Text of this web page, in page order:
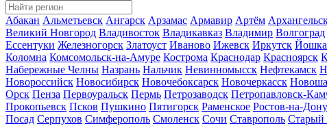
Абакан Альметьевск Ангарск Арзамас Армавир Артём
Великий Новгород Владивосток Владикавказ Владимир Волгоград
Ессентуки Железногорск Златоуст Иваново Ижевск Иркутск
Коломна Комсомольск-на-Амуре Кострома Краснодар Красноярск
Набережные Челны Назрань Нальчик Невинномысск Нефтекамск
Новороссийск Новосибирск Новочебоксарск Новочеркасск
Орск Пенза Первоуральск Пермь Петрозаводск Петропавловск-
Прокопьевск Псков Пушкино Пятигорск Раменское Ростов-на-Дону
Посад Серпухов Симферополь Смоленск Сочи Ставрополь Старый